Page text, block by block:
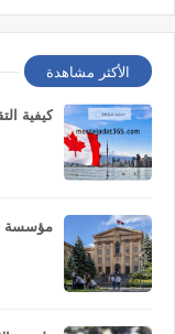
الأكثر مشاهدة
كيفية
مؤسسة